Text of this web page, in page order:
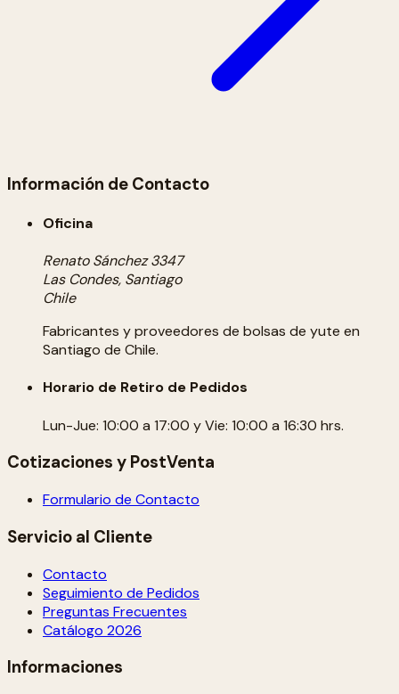
Información de Contacto
Oficina
Renato Sánchez 3347
Las Condes, Santiago
Chile
Fabricantes y proveedores de bolsas de yute en
Santiago de Chile.
Horario de Retiro de Pedidos
Lun-Jue: 10:00 a 17:00 y Vie: 10:00 a 16:30 hrs.
Cotizaciones y PostVenta
Formulario de Contacto
Servicio al Cliente
Contacto
Seguimiento de Pedidos
Preguntas Frecuentes
Catálogo 2026
Informaciones